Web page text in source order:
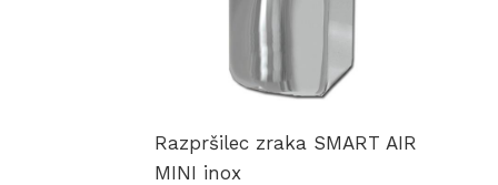
Razpršilec zraka SMART AIR
MINI inox